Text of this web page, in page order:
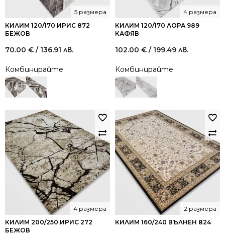
КИЛИМ 120/170 ИРИС 872
БЕЖОВ
5 размера
70.00 € / 136.91 лв.
Комбинирайте
КИЛИМ 120/170 ЛОРА 989
КАФЯВ
4 размера
102.00 € / 199.49 лв.
Комбинирайте
КИЛИМ 200/250 ИРИС 272
БЕЖОВ
4 размера
КИЛИМ 160/240 ВЪЛНЕН 824
2 размера